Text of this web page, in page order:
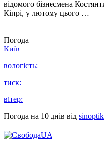
відомого бізнесмена
Кіпрі, у лютому цього …
Погода
Київ
вологість:
тиск:
вітер:
Погода на 10 днів від